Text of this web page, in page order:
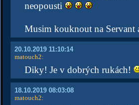
neopousti
Musim kouknout na Servant
20.10.2019 11:10:14
matouch2:
Diky! Je v dobrých rukách!
18.10.2019 08:03:08
matouch2: